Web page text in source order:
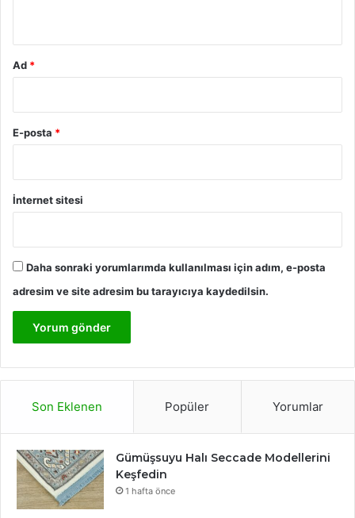
Ad *
E-posta *
İnternet sitesi
Daha sonraki yorumlarımda kullanılması için adım, e-posta
adresim ve site adresim bu tarayıcıya kaydedilsin.
Son Eklenen Popüler Yorumlar
Gümüşsuyu Halı Seccade Modellerini
Keşfedin
1 hafta önce